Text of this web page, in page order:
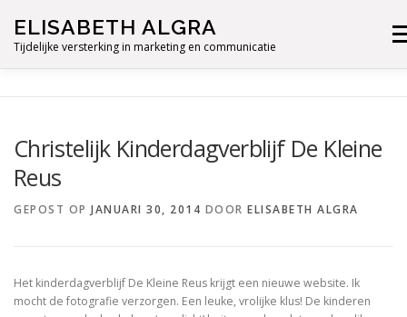
naarELISABETH ALGRA
Tijdelijke versterking in marketing en communicatie
Christelijk Kinderdagverblijf De Kleine
Reus
GEPOST OP JANUARI 30, 2014 DOOR ELISABETH ALGRA
Het kinderdagverblijf De Kleine Reus krijgt een nieuwe website. Ik
mocht de fotografie verzorgen. Een leuke, vrolijke klus! De kinderen